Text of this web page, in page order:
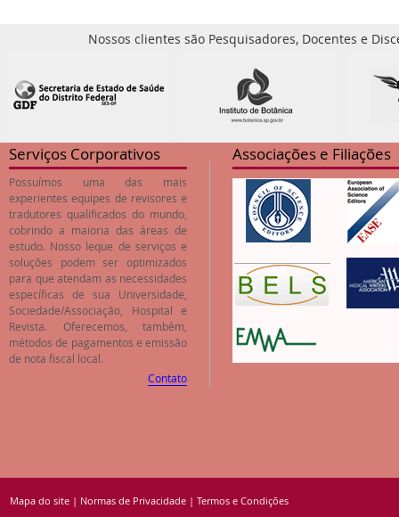
Nossos clientes são Pesquisadores, Docentes e
Serviços Corporativos
Possuímos uma das mais
experientes equipes de revisores e
tradutores qualificados do mundo,
cobrindo a maioria das áreas de
estudo. Nosso leque de serviços e
soluções podem ser optimizados
para que atendam as necessidades
específicas de sua Universidade,
Sociedade/Associação, Hospital e
Revista. Oferecemos, também,
métodos de pagamentos e emissão
de nota fiscal local.
Contato
Associações e Filiações
Mapa do site | Normas de Privacidade | Termos e Condições